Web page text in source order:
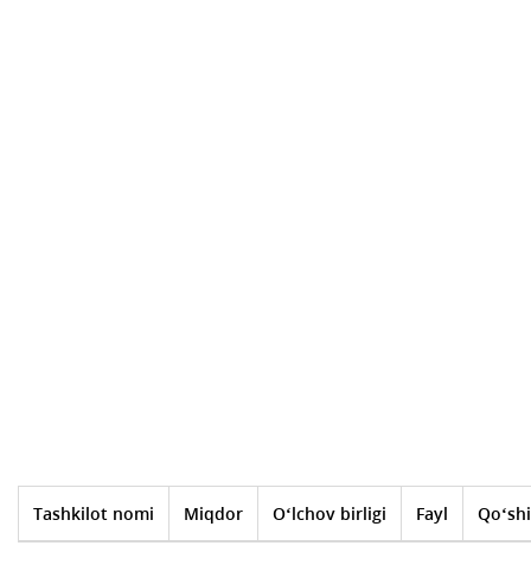
Tashkilot nomi Miqdor O‘lchov birligi Fayl